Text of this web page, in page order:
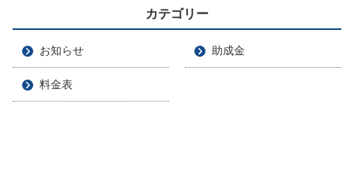
カテゴリー
お知らせ 助成金
料金表